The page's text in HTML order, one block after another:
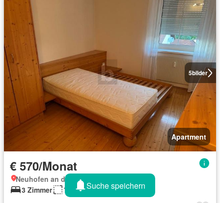
5bilder
Apartment
€ 570/Monat
Neuhofen an der Krems, Oberösterreich
3 Zimmer
70 m² Suche speichern